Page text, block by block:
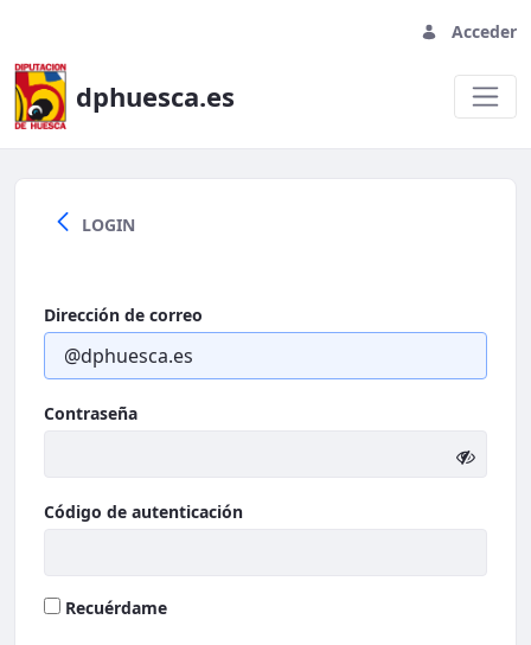
Acceder
dphuesca.es
Welcome
LOGIN
Dirección de correo
Contraseña
Código de autenticación
Recuérdame